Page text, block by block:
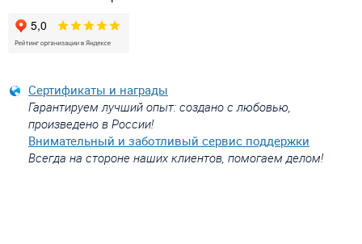
Сертификаты и награды
Гарантируем лучший опыт: создано с любовью,
произведено в России!
Внимательный и заботливый сервис поддержки
Всегда на стороне наших клиентов, помогаем делом!